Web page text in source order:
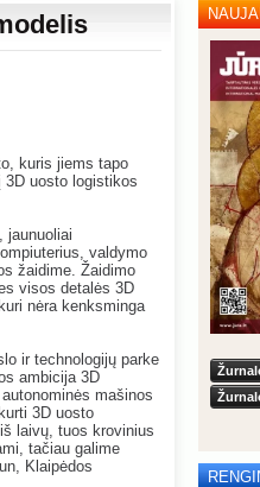
kuris jiems tapo
uosto logistikos
jaunuoliai
valdymo
žaidime. Žaidimo
visos detalės 3D
nėra kenksminga
ir technologijų parke
ambicija 3D
mašinos
3D uosto
laivų, tuos krovinius
tačiau galime
Klaipėdos